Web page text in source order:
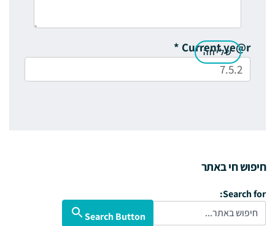
Current ye@r
*
חיפוש חי באתר
Search for:
Search Button